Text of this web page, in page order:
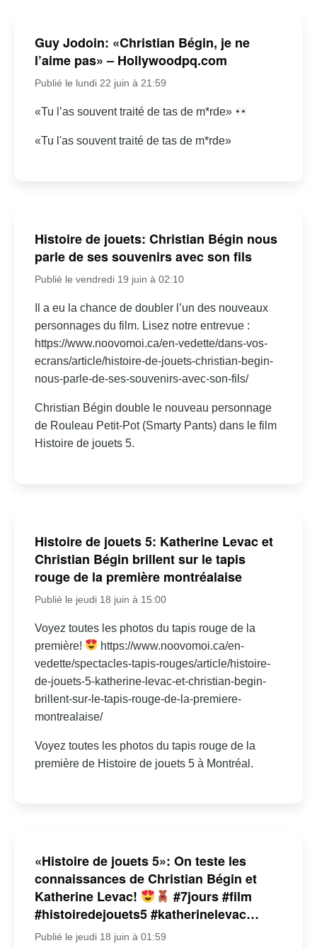
Guy Jodoin: «Christian Bégin, je ne
l’aime pas» – Hollywoodpq.com
Publié le lundi 22 juin à 21:59
«Tu l’as souvent traité de tas de m*rde»
«Tu l'as souvent traité de tas de m*rde»
Histoire de jouets: Christian Bégin nous
parle de ses souvenirs avec son fils
Publié le vendredi 19 juin à 02:10
Il a eu la chance de doubler l’un des nouveaux
personnages du film. Lisez notre entrevue :
https://www.noovomoi.ca/en-vedette/dans-vos-
ecrans/article/histoire-de-jouets-christian-begin-
nous-parle-de-ses-souvenirs-avec-son-fils/
Christian Bégin double le nouveau personnage
de Rouleau Petit-Pot (Smarty Pants) dans le film
Histoire de jouets 5.
Histoire de jouets 5: Katherine Levac et
Christian Bégin brillent sur le tapis
rouge de la première montréalaise
Publié le jeudi 18 juin à 15:00
Voyez toutes les photos du tapis rouge de la
première!
https://www.noovomoi.ca/en-
vedette/spectacles-tapis-rouges/article/histoire-
de-jouets-5-katherine-levac-et-christian-begin-
brillent-sur-le-tapis-rouge-de-la-premiere-
montrealaise/
Voyez toutes les photos du tapis rouge de la
première de Histoire de jouets 5 à Montréal.
«Histoire de jouets 5»: On teste les
connaissances de Christian Bégin et
Katherine Levac!
#7jours #film
#histoiredejouets5 #katherinelevac…
Publié le jeudi 18 juin à 01:59